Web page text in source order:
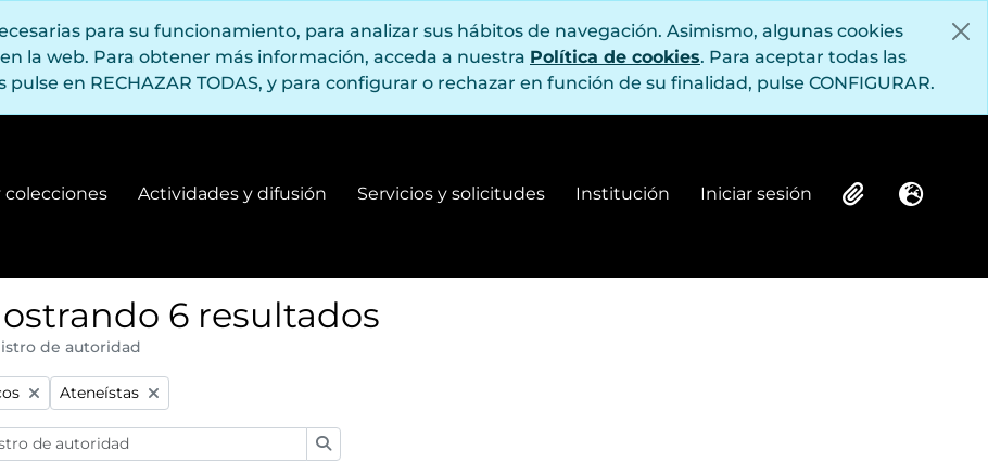
para su funcionamiento, para analizar sus hábitos de navegación. Asimismo, algunas cookies
la web. Para obtener más información, acceda a nuestra Política de cookies. Para aceptar todas las
pulse en RECHAZAR TODAS, y para configurar o rechazar en función de su finalidad, pulse CONFIGURAR.
colecciones
Fondos y colecciones
Actividades y difusión
Actividades y difusión
Servicios y solicitudes Institución
Institución
Iniciar sesión
Iniciar sesión ClipboardIdioma
6 resultados
de autoridad
Remove filter:
Ateneístas